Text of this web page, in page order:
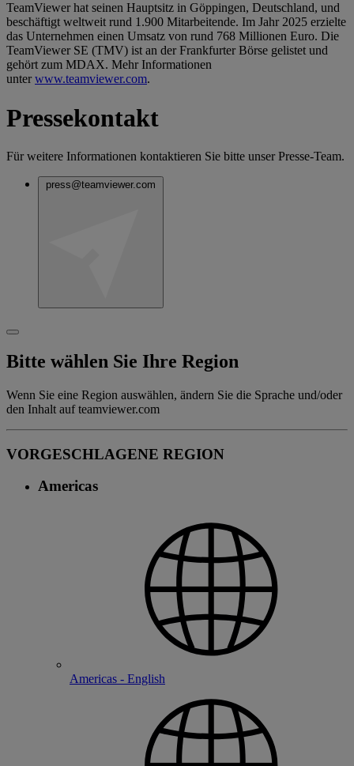
TeamViewer hat seinen Hauptsitz in Göppingen, Deutschland, und
beschäftigt weltweit rund 1.900 Mitarbeitende. Im Jahr 2025 erzielte
das Unternehmen einen Umsatz von rund 768 Millionen Euro. Die
TeamViewer SE (TMV) ist an der Frankfurter Börse gelistet und
gehört zum MDAX. Mehr Informationen
unterwww.teamviewer.com.
Pressekontakt
Für weitere Informationen kontaktieren Sie bitte unser Presse-Team.
press@teamviewer.com
Bitte wählen Sie Ihre Region
Wenn Sie eine Region auswählen, ändern Sie die Sprache und/oder
den Inhalt auf teamviewer.com
VORGESCHLAGENE REGION
Americas
Americas - English